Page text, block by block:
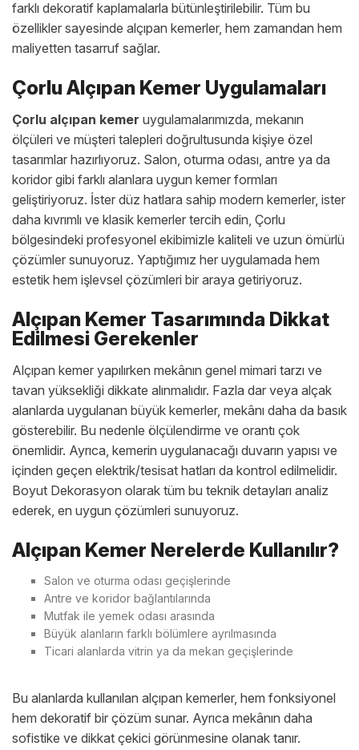
farklı dekoratif kaplamalarla bütünleştirilebilir. Tüm bu
özellikler sayesinde alçıpan kemerler, hem zamandan hem
maliyetten tasarruf sağlar.
Çorlu Alçıpan Kemer Uygulamaları
Çorlu alçıpan kemer uygulamalarımızda, mekanın
ölçüleri ve müşteri talepleri doğrultusunda kişiye özel
tasarımlar hazırlıyoruz. Salon, oturma odası, antre ya da
koridor gibi farklı alanlara uygun kemer formları
geliştiriyoruz. İster düz hatlara sahip modern kemerler, ister
daha kıvrımlı ve klasik kemerler tercih edin, Çorlu
bölgesindeki profesyonel ekibimizle kaliteli ve uzun ömürlü
çözümler sunuyoruz. Yaptığımız her uygulamada hem
estetik hem işlevsel çözümleri bir araya getiriyoruz.
Alçıpan Kemer Tasarımında Dikkat
Edilmesi Gerekenler
Alçıpan kemer yapılırken mekânın genel mimari tarzı ve
tavan yüksekliği dikkate alınmalıdır. Fazla dar veya alçak
alanlarda uygulanan büyük kemerler, mekânı daha da basık
gösterebilir. Bu nedenle ölçülendirme ve orantı çok
önemlidir. Ayrıca, kemerin uygulanacağı duvarın yapısı ve
içinden geçen elektrik/tesisat hatları da kontrol edilmelidir.
Boyut Dekorasyon olarak tüm bu teknik detayları analiz
ederek, en uygun çözümleri sunuyoruz.
Alçıpan Kemer Nerelerde Kullanılır?
Salon ve oturma odası geçişlerinde
Antre ve koridor bağlantılarında
Mutfak ile yemek odası arasında
Büyük alanların farklı bölümlere ayrılmasında
Ticari alanlarda vitrin ya da mekan geçişlerinde
Bu alanlarda kullanılan alçıpan kemerler, hem fonksiyonel
hem dekoratif bir çözüm sunar. Ayrıca mekânın daha
sofistike ve dikkat çekici görünmesine olanak tanır.